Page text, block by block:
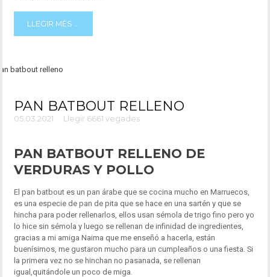
LLEGIR MÉS ...
PAN BATBOUT RELLENO
05.03.2021 Llegir 6661 vegades
PAN BATBOUT RELLENO DE
VERDURAS Y POLLO
El pan batbout es un pan árabe que se cocina mucho en Marruecos,
es una especie de pan de pita que se hace en una sartén y que se
hincha para poder rellenarlos, ellos usan sémola de trigo fino pero yo
lo hice sin sémola y luego se rellenan de infinidad de ingredientes,
gracias a mi amiga Naima que me enseñó a hacerla, están
buenísimos, me gustaron mucho para un cumpleaños o una fiesta. Si
la primera vez no se hinchan no pasanada, se rellenan
igual,quitándole un poco de miga.